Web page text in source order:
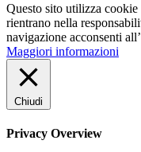
Questo sito utilizza
rientrano nella
navigazione acconsenti
Maggiori informazioni
Chiudi
Privacy Overview